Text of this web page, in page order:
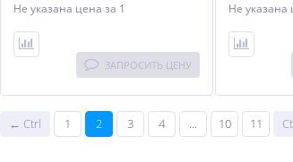
Не указана цена за 1
ЗАПРОСИТЬ ЦЕНУ
Не указана
← Ctrl 1 2 3 4 ... 10 11